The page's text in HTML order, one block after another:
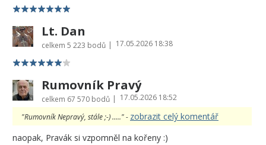
Lt. Dan
celkem 5 223 bodů | 17.05.2026 18:38
Rumovník Pravý
celkem 67 570 bodů | 17.05.2026 18:52
"Rumovník Nepravý, stále ;-) ....." - zobrazit celý komentář
naopak, Pravák si vzpomněl na kořeny :)